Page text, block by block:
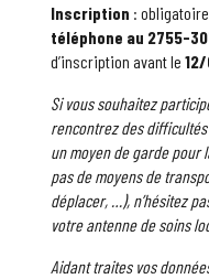
Inscription :
téléphone au 2755-
d’inscription avant le
Si vous souhaitez
rencontrez des
un moyen de garde pour
pas de moyens de
déplacer, …), n’hésitez
votre antenne de soins
Aidant traites vos